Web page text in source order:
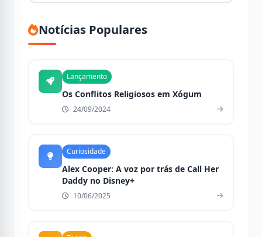
Notícias Populares
Lançamento
Os Conflitos Religiosos em Xógum
24/09/2024
Curiosidade
Alex Cooper: A voz por trás de Call Her
Daddy no Disney+
10/06/2025